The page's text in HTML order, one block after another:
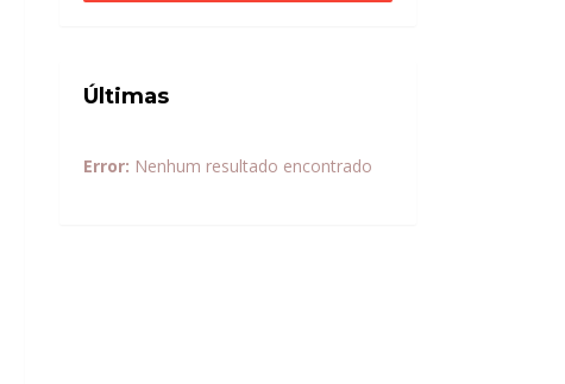
Últimas
Error: Nenhum resultado encontrado